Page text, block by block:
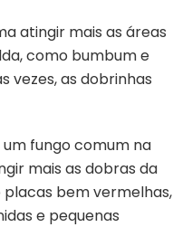
atingir mais as áreas
como bumbum e
vezes, as dobrinhas
um fungo comum na
mais as dobras da
bem vermelhas,
e pequenas